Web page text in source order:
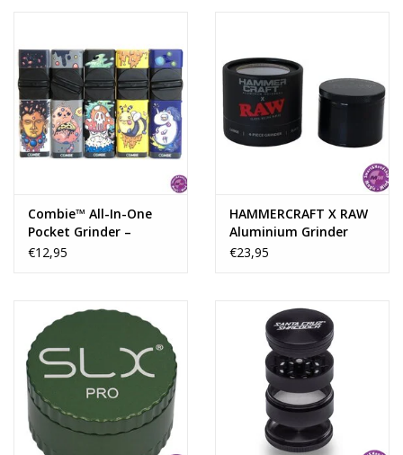
Combie™ All-In-One
Pocket Grinder –
Creatures
€12,95
HAMMERCRAFT X RAW
Aluminium Grinder
4parts - BLACK LARGE
€23,95